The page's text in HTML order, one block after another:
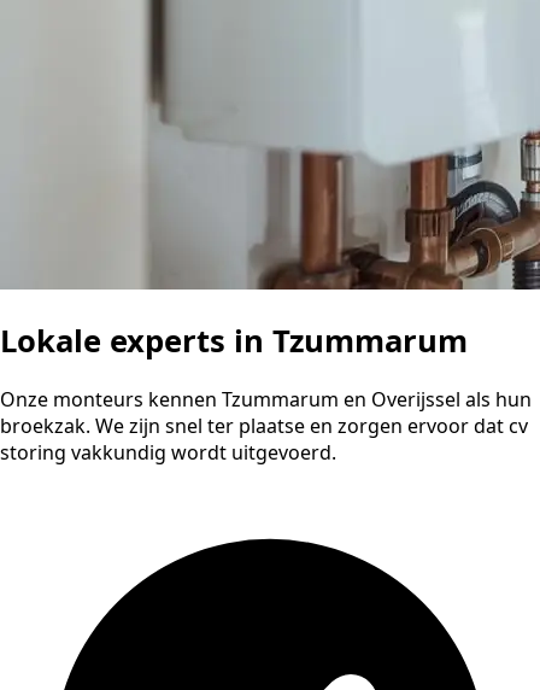
Lokale experts in Tzummarum
Onze monteurs kennen Tzummarum en Overijssel als hun
broekzak. We zijn snel ter plaatse en zorgen ervoor dat cv
storing vakkundig wordt uitgevoerd.